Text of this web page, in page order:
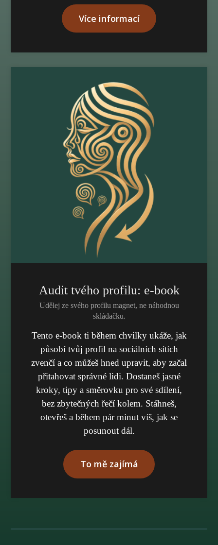
Více informací
Audit tvého profilu: e-book
Udělej ze svého profilu magnet, ne náhodnou
skládačku.
Tento e-book ti během chvilky ukáže, jak
působí tvůj profil na sociálních sítích
zvenčí a co můžeš hned upravit, aby začal
přitahovat správné lidi. Dostaneš jasné
kroky, tipy a směrovku pro své sdílení,
bez zbytečných řečí kolem. Stáhneš,
otevřeš a během pár minut víš, jak se
posunout dál.
To mě zajímá